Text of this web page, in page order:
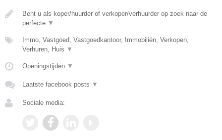
Bent u als koper/huurder of verkoper/verhuurder op zoek naar de
perfecte ▼
Immo, Vastgoed, Vastgoedkantoor, Immobiliën, Verkopen,
Verhuren, Huis ▼
Openingstijden ▼
Laatste facebook posts ▼
Sociale media: